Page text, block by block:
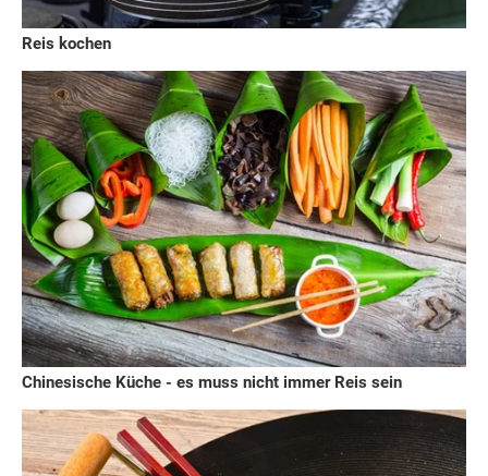
Reis kochen
Chinesische Küche - es muss nicht immer Reis sein